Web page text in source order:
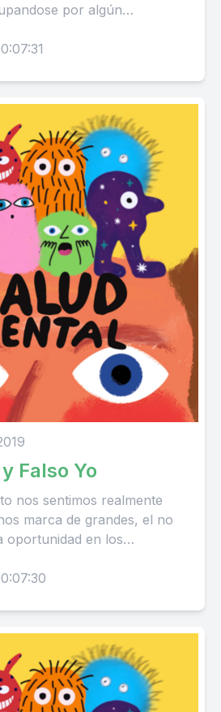
por algún
futuro.
Falso Yo
nos sentimos realmente
marca de grandes, el no
oportunidad en los